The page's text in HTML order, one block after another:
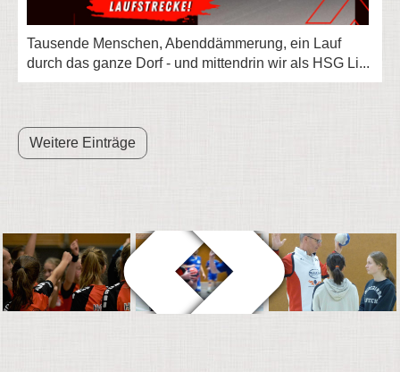
Tausende Menschen, Abenddämmerung, ein Lauf
durch das ganze Dorf - und mittendrin wir als HSG Li...
Weitere Einträge